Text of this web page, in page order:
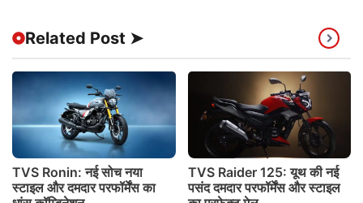
Related Post ➤
TVS Ronin: नई सोच नया
स्टाइल और दमदार परफॉर्मेंस का
TVS Raider 125: यूथ की नई
पसंद दमदार परफॉर्मेंस और स्टाइल